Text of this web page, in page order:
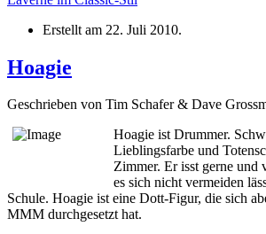
Erstellt am 22. Juli 2010.
Hoagie
Geschrieben von Tim Schafer & Dave
Hoagie ist Drummer.
Lieblingsfarbe und
Zimmer. Er isst gerne und
es sich nicht vermeiden
Schule. Hoagie ist eine Dott-Figur, die sich
MMM durchgesetzt hat.